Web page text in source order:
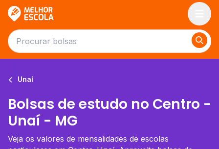
Unaí
Bolsas de estudo no Centro -
Unaí - MG
Veja os valores de mensalidades de escolas